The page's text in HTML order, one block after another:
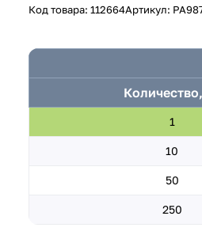
Код товара:112664Артикул:
1
10
50
250